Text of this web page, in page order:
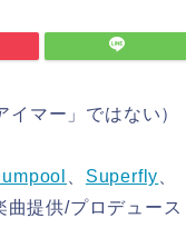
マー」ではない）
Superfly
曲提供/プロデュース